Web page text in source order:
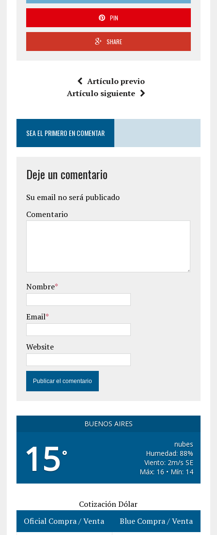
PIN
SHARE
Artículo previo
Artículo siguiente
SEA EL PRIMERO EN COMENTAR
Deje un comentario
Su email no será publicado
Comentario
Nombre*
Email*
Website
BUENOS AIRES
15°
nubes
Humedad: 88%
Viento: 2m/s SE
Máx: 16 • Mín: 14
Cotización Dólar
Oficial Compra / Venta
Blue Compra / Venta